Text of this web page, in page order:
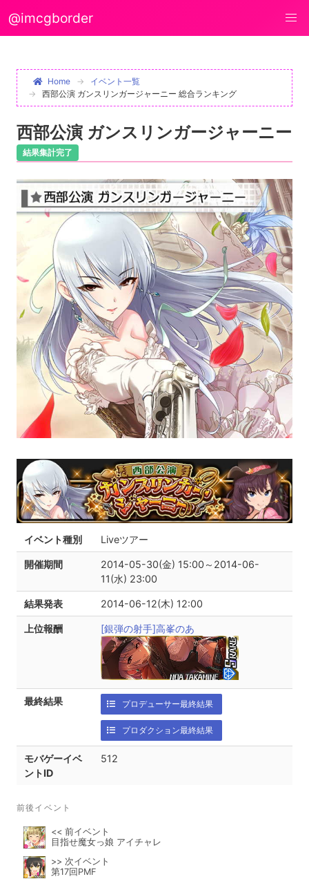
@imcgborder
Home
イベント一覧
西部公演 ガンスリンガージャーニー 総合ランキング
西部公演 ガンスリンガージャーニー
結果集計完了
イベント種別 Liveツアー
開催期間
2014-05-30(金) 15:00～2014-06-
11(水) 23:00
結果発表 2014-06-12(木) 12:00
上位報酬 [銀弾の射手]高峯のあ
最終結果 プロデューサー最終結果
プロダクション最終結果
モバゲーイベ
ントID
512
前後イベント
<< 前イベント
目指せ魔女っ娘 アイチャレ
>> 次イベント
第17回PMF